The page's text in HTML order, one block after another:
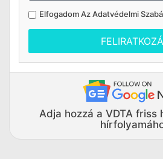
Elfogadom AzAdatvédelmi
Adja hozzá a VDTA friss